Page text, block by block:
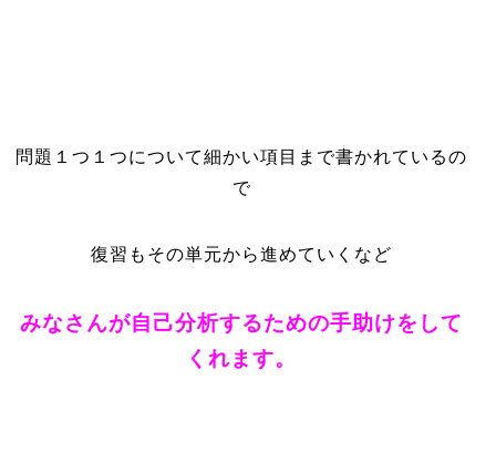
問題１つ１つについて細かい項目まで書かれているの
で
復習もその単元から進めていくなど
みなさんが自己分析するための手助けをして
くれます。